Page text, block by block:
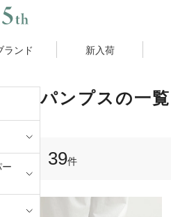
ランド 新入荷
パンプスの一覧
39件